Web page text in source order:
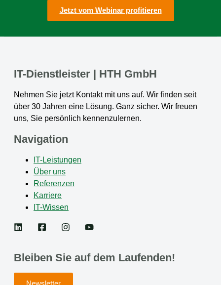
Jetzt vom Webinar profitieren
IT-Dienstleister | HTH GmbH
Nehmen Sie jetzt Kontakt mit uns auf. Wir finden seit
über 30 Jahren eine Lösung. Ganz sicher. Wir freuen
uns, Sie persönlich kennenzulernen.
Navigation
IT-Leistungen
Über uns
Referenzen
Karriere
IT-Wissen
Bleiben Sie auf dem Laufenden!